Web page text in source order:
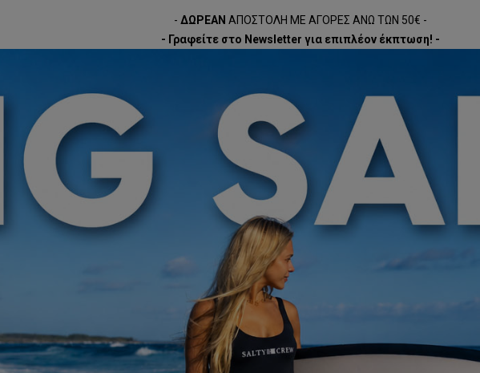
- ΔΩΡΕΑΝ ΑΠΟΣΤΟΛΗ ΜΕ ΑΓΟΡΕΣ ΑΝΩ ΤΩΝ 50€ -
- Γραφείτε στο Newsletter για επιπλέον έκπτωση! -